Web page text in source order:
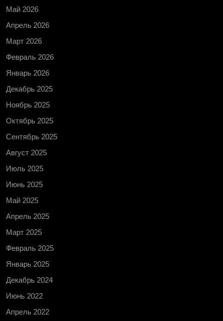
Май 2026
Апрель 2026
Март 2026
Февраль 2026
Январь 2026
Декабрь 2025
Ноябрь 2025
Октябрь 2025
Сентябрь 2025
Август 2025
Июль 2025
Июнь 2025
Май 2025
Апрель 2025
Март 2025
Февраль 2025
Январь 2025
Декабрь 2024
Июнь 2022
Апрель 2022